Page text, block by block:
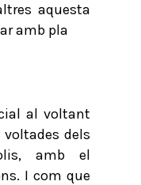
aquesta
amb pla
al voltant
voltades dels
amb el
I com que